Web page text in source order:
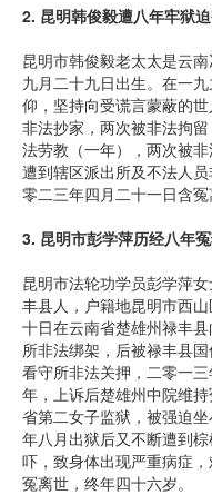
2. 昆明韩俊毅遭八年牢狱
昆明市韩俊毅老太太是云
九月二十九日出生。在一
仰，坚持向受谎言蒙蔽的
非法抄家，两次被非法拘
法劳教（一年），两次被
遭到辖区派出所及不法人
零二三年四月二十一日含冤
3. 昆明市彭学萍历经八年
昆明市法轮功学员彭学萍
丰县人，户籍地昆明市西
十日在云南省楚雄州禄丰
所非法绑架，后被禄丰县
看守所非法关押，二零一
年，上诉后楚雄州中院维
省第二女子监狱，被强迫
年八月出狱后又不断遭到
吓，致身体出现严重病症
冤离世，终年四十六岁。